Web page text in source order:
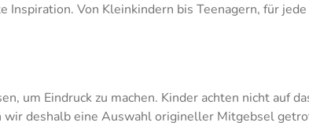
Inspiration. Von Kleinkindern bis Teenagern, für
um Eindruck zu machen. Kinder achten nicht auf
deshalb eine Auswahl origineller Mitgebsel